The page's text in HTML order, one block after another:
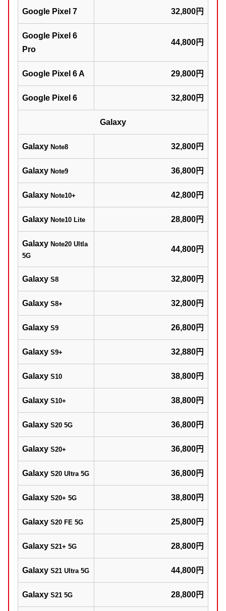
Google Pixel 7 32,800円
Google Pixel 6
Pro
44,800円
Google Pixel 6 A 29,800円
Google Pixel 6 32,800円
Galaxy
Galaxy Note8 32,800円
Galaxy Note9 36,800円
Galaxy Note10+ 42,800円
Galaxy Note10 Lite 28,800円
Galaxy Note20 Ultla
5G
44,800円
Galaxy S8 32,800円
Galaxy S8+ 32,800円
Galaxy S9 26,800円
Galaxy S9+ 32,880円
Galaxy S10 38,800円
Galaxy S10+ 38,800円
Galaxy S20 5G 36,800円
Galaxy S20+ 36,800円
Galaxy S20 Ultra 5G 36,800円
Galaxy S20+ 5G 38,800円
Galaxy S20 FE 5G 25,800円
Galaxy S21+ 5G 28,800円
Galaxy S21 Ultra 5G 44,800円
Galaxy S21 5G 28,800円